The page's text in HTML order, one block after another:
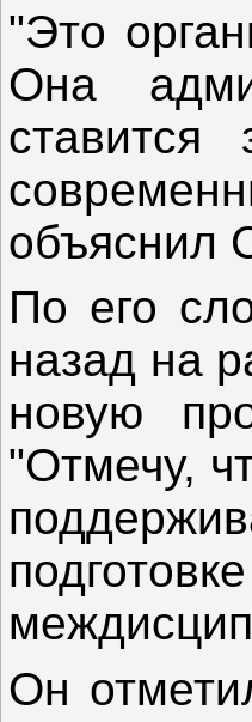
"Это
Она
объяснил
По его
назад на
новую
"Отмечу,
Он